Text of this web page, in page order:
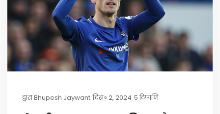
द्वाराBhupesh Jaywant दिस॰ 2, 2024 5 टिप्पणि